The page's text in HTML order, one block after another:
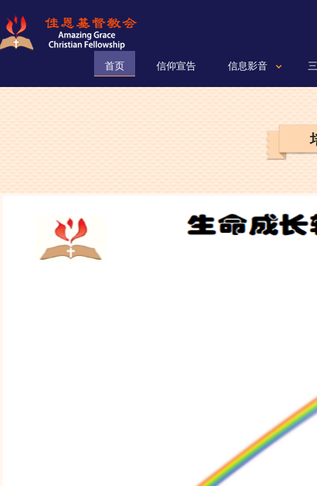
首页 信仰宣告 信息影音